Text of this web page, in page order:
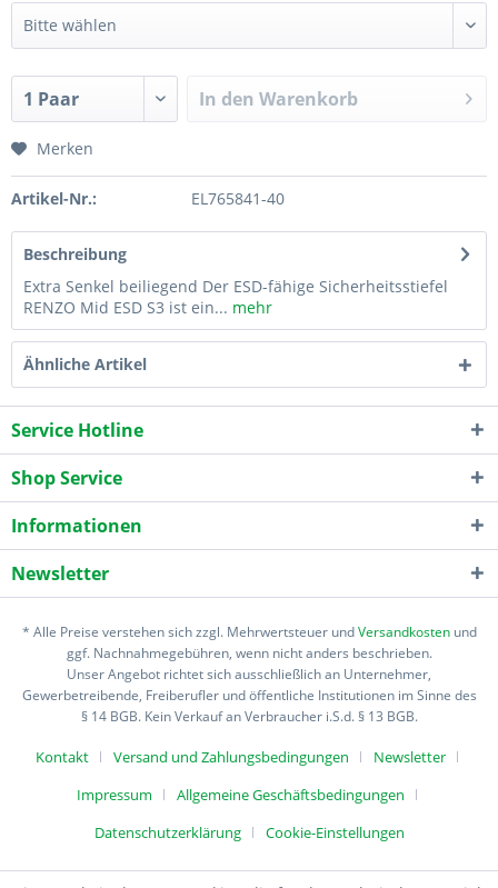
In den Warenkorb
Merken
Artikel-Nr.: EL765841-40
Beschreibung
Extra Senkel beiliegend Der ESD-fähige Sicherheitsstiefel
RENZO Mid ESD S3 ist ein... mehr
Ähnliche Artikel
Service Hotline
Shop Service
Informationen
Newsletter
* Alle Preise verstehen sich zzgl. Mehrwertsteuer undVersandkostenund
ggf. Nachnahmegebühren, wenn nicht anders beschrieben.
Unser Angebot richtet sich ausschließlich an Unternehmer,
Gewerbetreibende, Freiberufler und öffentliche Institutionen im Sinne des
§ 14 BGB. Kein Verkauf an Verbraucher i.S.d. § 13 BGB.
Kontakt Versand und Zahlungsbedingungen
Newsletter
Impressum
Allgemeine Geschäftsbedingungen
Datenschutzerklärung
Cookie-Einstellungen